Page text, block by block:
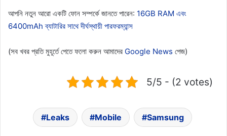
আপনি নতুন আরো একটি ফোন সম্পর্কে জানতে পারেন: 16GB RAM এবং
6400mAh ব্যাটারির সাথে দীর্ঘস্থায়ী পারফরম্যান্স
(সব খবর প্রতি মুহূর্তে পেতে ফলো করুন আমাদের Google News পেজ)
5/5 - (2 votes)
Leaks Mobile Samsung